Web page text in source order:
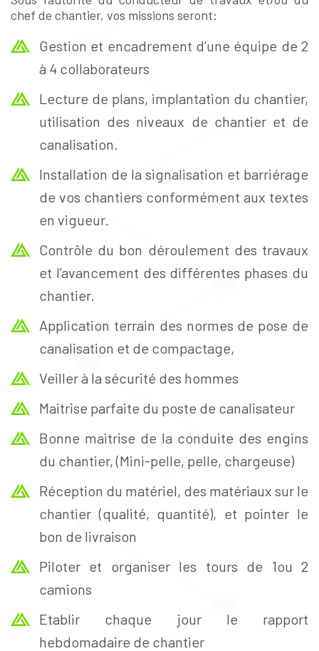
chef de chantier, vos missions seront:
Gestion et encadrement d’une équipe de 2
à 4 collaborateurs
Lecture de plans, implantation du chantier,
utilisation des niveaux de chantier et de
canalisation.
Installation de la signalisation et barriérage
de vos chantiers conformément aux textes
en vigueur.
Contrôle du bon déroulement des travaux
et l’avancement des différentes phases du
chantier.
Application terrain des normes de pose de
canalisation et de compactage,
Veiller à la sécurité des hommes
Maitrise parfaite du poste de canalisateur
Bonne maitrise de la conduite des engins
du chantier, (Mini-pelle, pelle, chargeuse)
Réception du matériel, des matériaux sur le
chantier (qualité, quantité), et pointer le
bon de livraison
Piloter et organiser les tours de 1ou 2
camions
Etablir chaque jour le rapport
hebdomadaire de chantier